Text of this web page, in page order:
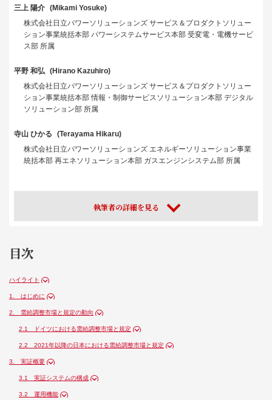
三上 陽介
Mikami Yosuke
株式会社日立パワーソリューションズ サービス＆プロダクトソリュー
ション事業統括本部 パワーシステムサービス本部 受変電・電機サービ
ス部 所属
平野 和弘
Hirano Kazuhiro
株式会社日立パワーソリューションズ サービス＆プロダクトソリュー
ション事業統括本部 情報・制御サービスソリューション本部 デジタル
ソリューション部 所属
寺山 ひかる
Terayama Hikaru
株式会社日立パワーソリューションズ エネルギーソリューション事業
統括本部 再エネソリューション本部 ガスエンジンシステム部 所属
執筆者の詳細を見る
目次
ハイライト
1. はじめに
2. 需給調整市場と規定の動向
2.1 ドイツにおける需給調整市場と規定
2.2 2021年以降の日本における需給調整市場と規定
3. 実証概要
3.1 実証システムの構成
3.2 運用機能